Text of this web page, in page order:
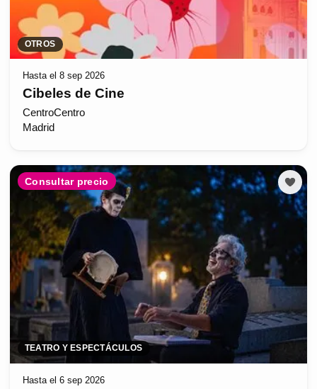
OTROS
Hasta el 8 sep 2026
Cibeles de Cine
CentroCentro
Madrid
Consultar precio
TEATRO Y ESPECTÁCULOS
Hasta el 6 sep 2026